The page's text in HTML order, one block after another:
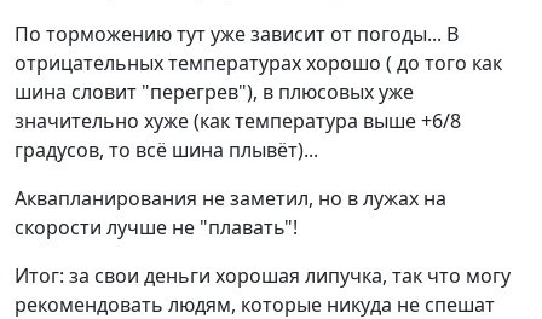
По торможению тут уже зависит от погоды... В
отрицательных температурах хорошо ( до того как
шина словит "перегрев"), в плюсовых уже
значительно хуже (как температура выше +6/8
градусов, то всё шина плывёт)...
Аквапланирования не заметил, но в лужах на
скорости лучше не "плавать"!
Итог: за свои деньги хорошая липучка, так что могу
рекомендовать людям, которые никуда не спешат